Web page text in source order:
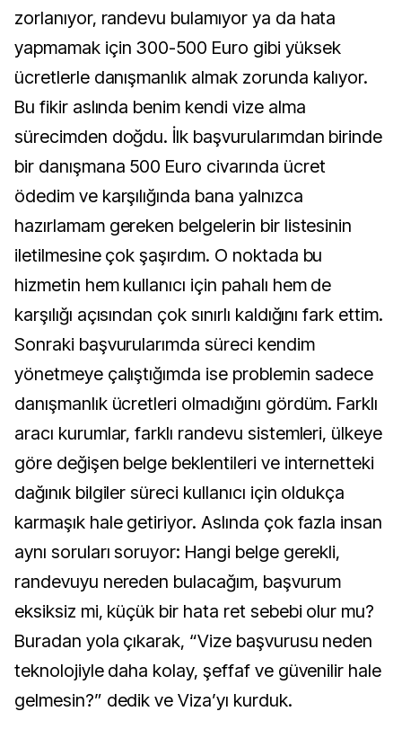
zorlanıyor, randevu bulamıyor ya da hata
yapmamak için 300-500 Euro gibi yüksek
ücretlerle danışmanlık almak zorunda kalıyor.
Bu fikir aslında benim kendi vize alma
sürecimden doğdu. İlk başvurularımdan birinde
bir danışmana 500 Euro civarında ücret
ödedim ve karşılığında bana yalnızca
hazırlamam gereken belgelerin bir listesinin
iletilmesine çok şaşırdım. O noktada bu
hizmetin hem kullanıcı için pahalı hem de
karşılığı açısından çok sınırlı kaldığını fark ettim.
Sonraki başvurularımda süreci kendim
yönetmeye çalıştığımda ise problemin sadece
danışmanlık ücretleri olmadığını gördüm. Farklı
aracı kurumlar, farklı randevu sistemleri, ülkeye
göre değişen belge beklentileri ve internetteki
dağınık bilgiler süreci kullanıcı için oldukça
karmaşık hale getiriyor. Aslında çok fazla insan
aynı soruları soruyor: Hangi belge gerekli,
randevuyu nereden bulacağım, başvurum
eksiksiz mi, küçük bir hata ret sebebi olur mu?
Buradan yola çıkarak, “Vize başvurusu neden
teknolojiyle daha kolay, şeffaf ve güvenilir hale
gelmesin?” dedik ve Viza’yı kurduk.